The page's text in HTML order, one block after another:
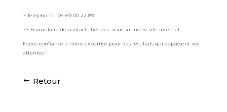
? Téléphone : 04 69 00 22 89
?? Formulaire de contact : Rendez-vous sur notre site internet.
Faites confiance à notre expertise pour des résultats qui dépassent vos
attentes !
Retour